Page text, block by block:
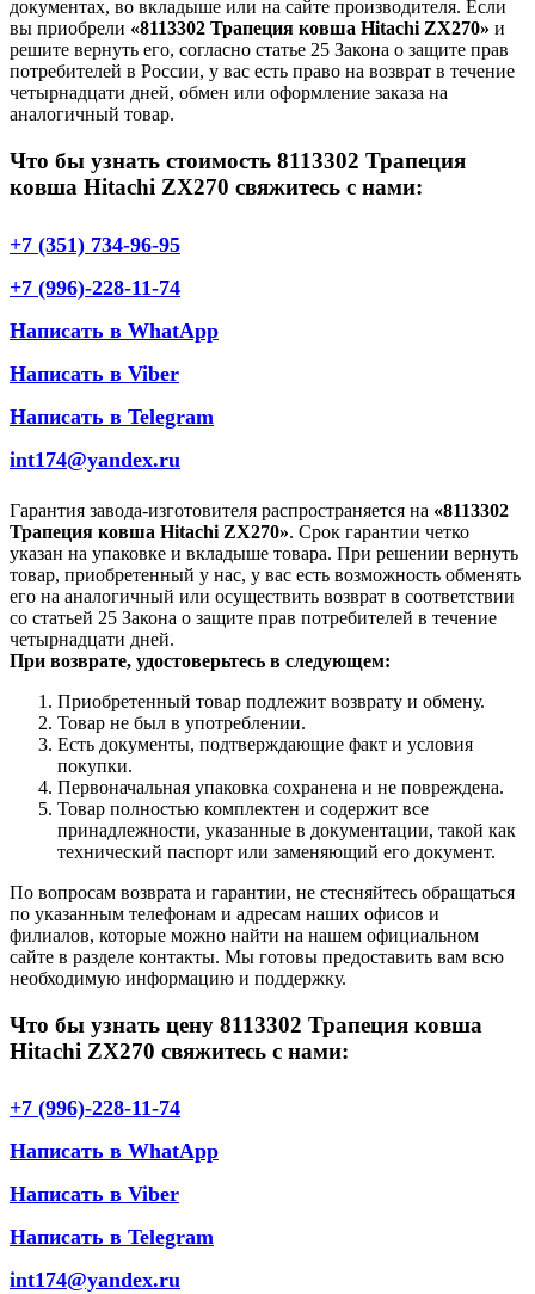
документах, во вкладыше или на сайте производителя. Если
вы приобрели «8113302 Трапеция ковша Hitachi ZX270» и
решите вернуть его, согласно статье 25 Закона о защите прав
потребителей в России, у вас есть право на возврат в течение
четырнадцати дней, обмен или оформление заказа на
аналогичный товар.
Что бы узнать стоимость 8113302 Трапеция
ковша Hitachi ZX270 свяжитесь с нами:
+7 (351) 734-96-95
+7 (996)-228-11-74
Написать в WhatApp
Написать в Viber
Написать в Telegram
int174@yandex.ru
Гарантия завода-изготовителя распространяется на «8113302
Трапеция ковша Hitachi ZX270». Срок гарантии четко
указан на упаковке и вкладыше товара. При решении вернуть
товар, приобретенный у нас, у вас есть возможность обменять
его на аналогичный или осуществить возврат в соответствии
со статьей 25 Закона о защите прав потребителей в течение
четырнадцати дней.
При возврате, удостоверьтесь в следующем:
Приобретенный товар подлежит возврату и обмену.
Товар не был в употреблении.
Есть документы, подтверждающие факт и условия
покупки.
Первоначальная упаковка сохранена и не повреждена.
Товар полностью комплектен и содержит все
принадлежности, указанные в документации, такой как
технический паспорт или заменяющий его документ.
По вопросам возврата и гарантии, не стесняйтесь обращаться
по указанным телефонам и адресам наших офисов и
филиалов, которые можно найти на нашем официальном
сайте в разделе контакты. Мы готовы предоставить вам всю
необходимую информацию и поддержку.
Что бы узнать цену 8113302 Трапеция ковша
Hitachi ZX270 свяжитесь с нами:
+7 (996)-228-11-74
Написать в WhatApp
Написать в Viber
Написать в Telegram
int174@yandex.ru